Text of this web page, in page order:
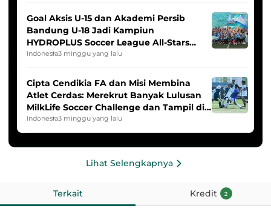
Goal Aksis U-15 dan Akademi Persib
Bandung U-18 Jadi Kampiun
HYDROPLUS Soccer League All-Stars
2025/2026
Indonesia3 minggu yang lalu
Cipta Cendikia FA dan Misi Membina
Atlet Cerdas: Merekrut Banyak Lulusan
MilkLife Soccer Challenge dan Tampil di
HYDROPLUS Soccer League
Indonesia3 minggu yang lalu
Lihat Selengkapnya
Terkait Kredit 2